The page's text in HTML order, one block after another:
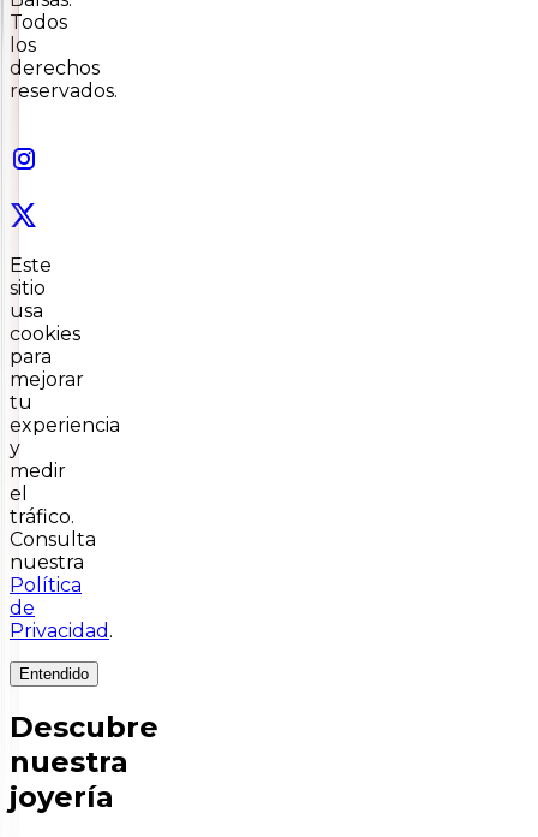
Todos
los
derechos
reservados.
Este
sitio
usa
cookies
para
mejorar
tu
experiencia
y
medir
el
tráfico.
Consulta
nuestra
Política
de
Privacidad .
Entendido
Descubre
nuestra
joyería